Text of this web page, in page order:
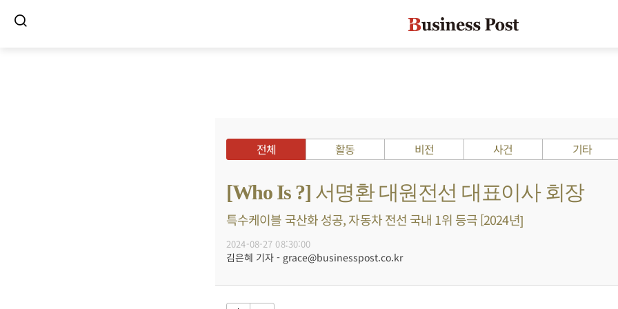
전체 활동 비전 사건 기타
[Who Is ?] 서명환 대원전선 대표이사 회장
특수케이블 국산화 성공, 자동차 전선 국내 1위 등극 [2024년]
2024-08-27 08:30:00
김은혜 기자 - grace@businesspost.co.kr